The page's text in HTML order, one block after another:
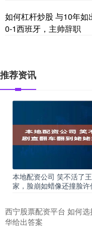
如何杠杆炒股 与10年
0-1西班牙，主帅辞职
推荐资讯
本地配资公司 笑不活了
家，脸崩如蜡像还撞脸许
西宁股票配资平台 如何
华给出答案